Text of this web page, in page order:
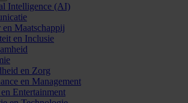
Intelligence (AI)
en Maatschappij
en Inclusie
en Zorg
en Management
Entertainment